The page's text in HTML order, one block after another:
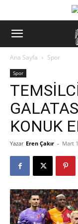
Ana Sayfa Spor
Spor
KONUK
Yazar Eren Çakır - Mart